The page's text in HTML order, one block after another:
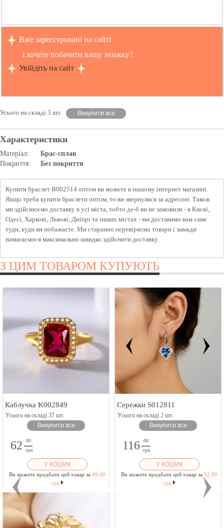
Вже зареєстровані на сайті
і хочете побачити вашу знижку?
Увійдіть на сайт
Усього на складі 3 шт. Викупити все
Характеристики
Матеріал:
Брас-сплав
Покриття:
Без покриття
Купити браслет B002514 оптом ви можете в нашому інтернет магазині.
Якщо треба купити браслети оптом, то ви звернулися за адресою. Також
ми здійснюємо доставку в усі міста, тобто де-б ви не замовили - в Києві,
Одесі, Харкові, Львові, Дніпрі та інших містах - ми доставимо вам саме
туди, куди ви побажаєте. Ми старанно перевіряємо товари і завжди
намагаємося максимально швидко здійснити доставку.
З ЦИМ ТОВАРОМ КУПУЮТЬ
Каблучка K002849
Усього на складі 37 шт.
Викупити все
62
00
грн
У КОШИК
Ви можете придбати цей товар за 49.60
грн
Сережки S012811
Усього на складі 2 шт.
Викупити все
116
00
грн
У КОШИК
Ви можете придбати цей товар за 92.80
грн